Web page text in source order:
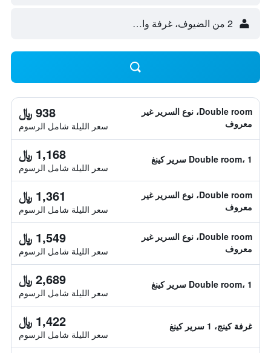
2 من الضيوف، غرفة واحدة
Double room، نوع السرير غير
معروف
938 ﷼
سعر الليلة شامل الرسوم
Double room، 1 سرير كينغ 1,168 ﷼
سعر الليلة شامل الرسوم
Double room، نوع السرير غير
معروف
1,361 ﷼
سعر الليلة شامل الرسوم
Double room، نوع السرير غير
معروف
1,549 ﷼
سعر الليلة شامل الرسوم
Double room، 1 سرير كينغ 2,689 ﷼
سعر الليلة شامل الرسوم
غرفة كينج، 1 سرير كينغ 1,422 ﷼
سعر الليلة شامل الرسوم